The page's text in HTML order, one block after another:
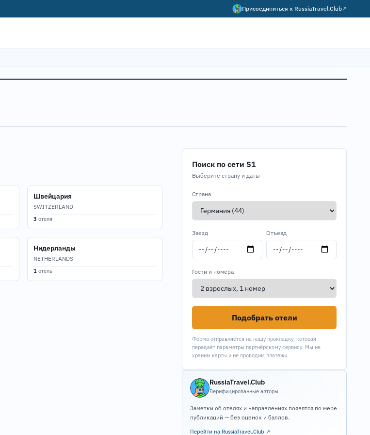
Присоединиться к RussiaTravel.Club↗
Швейцария
SWITZERLAND
3 отеля
Нидерланды
NETHERLANDS
1 отель
Поиск по сети S1
Выберите страну и даты
Страна
Заезд Отъезд
Гости и номера
Подобрать отели
Форма отправляется на нашу прокладку, которая
передаёт параметры партнёрскому сервису. Мы не
храним карты и не проводим платежи.
RussiaTravel.Club
Верифицированные авторы
Заметки об отелях и направлениях появятся по мере
публикаций — без оценок и баллов.
Перейти на RussiaTravel.Club ↗